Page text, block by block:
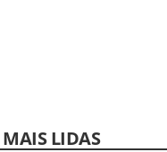
MAIS LIDAS